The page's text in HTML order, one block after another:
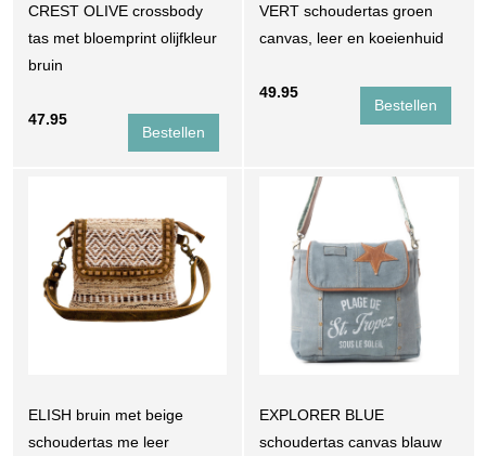
CREST OLIVE crossbody
tas met bloemprint olijfkleur
bruin
47.95
VERT schoudertas groen
canvas, leer en koeienhuid
49.95
ELISH bruin met beige
schoudertas me leer
EXPLORER BLUE
schoudertas canvas blauw